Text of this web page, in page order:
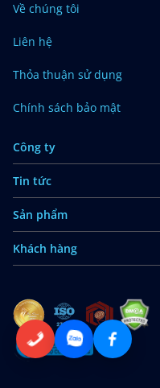
Về chúng tôi
Liên hệ
Thỏa thuận sử dụng
Chính sách bảo mật
Công ty
Tin tức
Sản phẩm
Khách hàng